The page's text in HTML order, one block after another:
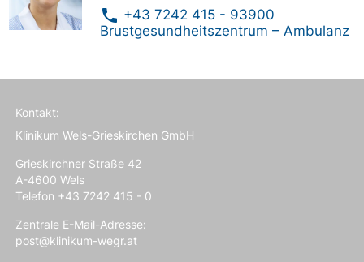
phone +43 7242 415 - 93900
Brustgesundheitszentrum – Ambulanz
Kontakt:
Klinikum Wels-Grieskirchen GmbH
Grieskirchner Straße 42
A-4600 Wels
Telefon +43 7242 415 - 0
Zentrale E-Mail-Adresse:
post@klinikum-wegr.at